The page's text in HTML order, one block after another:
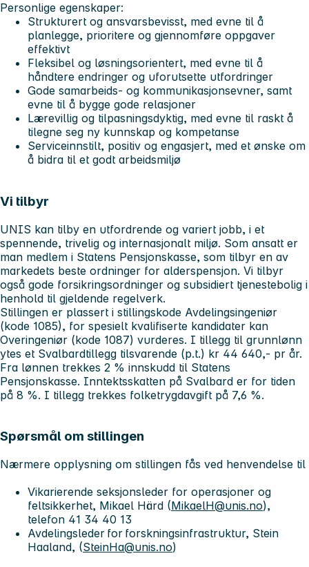
Personlige egenskaper:
Strukturert og ansvarsbevisst, med evne til å
planlegge, prioritere og gjennomføre oppgaver
effektivt
Fleksibel og løsningsorientert, med evne til å
håndtere endringer og uforutsette utfordringer
Gode samarbeids- og kommunikasjonsevner, samt
evne til å bygge gode relasjoner
Lærevillig og tilpasningsdyktig, med evne til raskt å
tilegne seg ny kunnskap og kompetanse
Serviceinnstilt, positiv og engasjert, med et ønske om
å bidra til et godt arbeidsmiljø
Vi tilbyr
UNIS kan tilby en utfordrende og variert jobb, i et
spennende, trivelig og internasjonalt miljø. Som ansatt er
man medlem i Statens Pensjonskasse, som tilbyr en av
markedets beste ordninger for alderspensjon. Vi tilbyr
også gode forsikringsordninger og subsidiert tjenestebolig i
henhold til gjeldende regelverk.
Stillingen er plassert i stillingskode Avdelingsingeniør
(kode 1085), for spesielt kvalifiserte kandidater kan
Overingeniør (kode 1087) vurderes. I tillegg til grunnlønn
ytes et Svalbardtillegg tilsvarende (p.t.) kr 44 640,- pr år.
Fra lønnen trekkes 2 % innskudd til Statens
Pensjonskasse. Inntektsskatten på Svalbard er for tiden
på 8 %. I tillegg trekkes folketrygdavgift på 7,6 %.
Spørsmål om stillingen
Nærmere opplysning om stillingen fås ved henvendelse til
Vikarierende seksjonsleder for operasjoner og
feltsikkerhet, Mikael Härd (MikaelH@unis.no),
telefon 41 34 40 13
Avdelingsleder for forskningsinfrastruktur, Stein
Haaland, (SteinHa@unis.no)